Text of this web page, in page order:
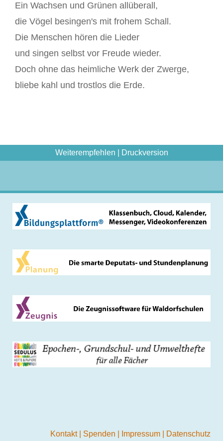
Ein Wachsen und Grünen allüberall,
die Vögel besingen's mit frohem Schall.
Die Menschen hören die Lieder
und singen selbst vor Freude wieder.
Doch ohne das heimliche Werk der Zwerge,
bliebe kahl und trostlos die Erde.
Weiterempfehlen Druckversion
Kontakt Spenden Impressum Datenschutz